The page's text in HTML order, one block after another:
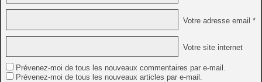
Votre adresse email *
Votre site internet
Prévenez-moi de tous les nouveaux commentaires par e-mail.
Prévenez-moi de tous les nouveaux articles par e-mail.